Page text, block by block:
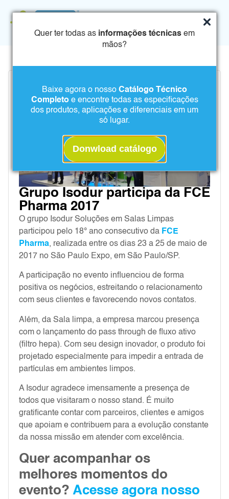
Quer ter todas as informações técnicas em
mãos?
Baixe agora o nosso Catálogo Técnico
Completo e encontre todas as especificações
dos produtos, aplicações e diferenciais em um
só lugar.
Donwload catálogo
Grupo Isodur participa da FCE
Pharma 2017
O grupo Isodur Soluções em Salas Limpas
participou pelo 18° ano consecutivo da FCE
Pharma, realizada entre os dias 23 a 25 de maio de
2017 no São Paulo Expo, em São Paulo/SP.
A participação no evento influenciou de forma
positiva os negócios, estreitando o relacionamento
com seus clientes e favorecendo novos contatos.
Além, da Sala limpa, a empresa marcou presença
com o lançamento do pass through de fluxo ativo
(filtro hepa). Com seu design inovador, o produto foi
projetado especialmente para impedir a entrada de
partículas em ambientes limpos.
A Isodur agradece imensamente a presença de
todos que visitaram o nosso stand. É muito
gratificante contar com parceiros, clientes e amigos
que apoiam e contribuem para a evolução constante
da nossa missão em atender com excelência.
Quer acompanhar os
melhores momentos do
evento? Acesse agora nosso